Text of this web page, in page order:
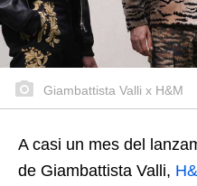
Giambattista Valli x H&M
A casi un mes del
de Giambattista Valli,